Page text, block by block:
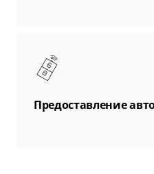
Предоставление